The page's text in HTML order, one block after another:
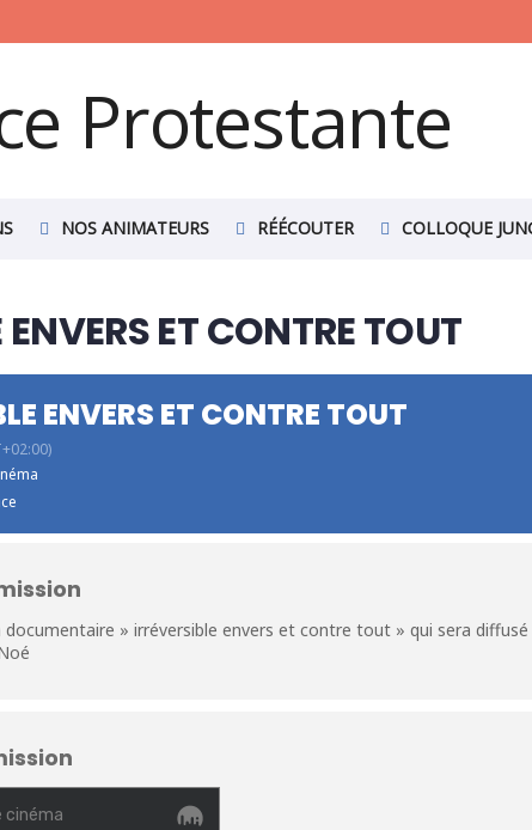
NOS ANIMATEURS RÉÉCOUTER COLLOQUE
ENVERS ET CONTRE TOUT
ENVERS ET CONTRE TOUT
» irréversible envers et contre tout » qui sera